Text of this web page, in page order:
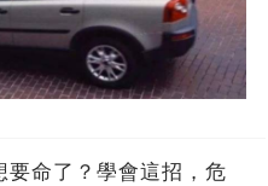
要命了？學會這招，危